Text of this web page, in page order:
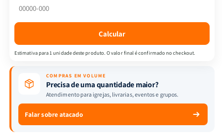
Real
Calcular
Estimativa para 1 unidade deste produto. O valor final é confirmado no checkout.
COMPRAS EM VOLUME
Precisa de uma quantidade maior?
Atendimento para igrejas, livrarias, eventos e grupos.
Falar sobre atacado